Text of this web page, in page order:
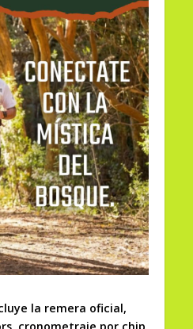
la remera oficial,